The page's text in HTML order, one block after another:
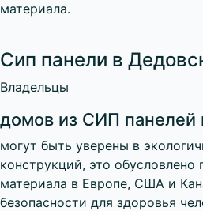
материала.
Сип панели в
Владельцы
домов из СИП панелей
могут быть уверены в
конструкций, это обусловлено
материала в Европе, США и
безопасности для здоровья